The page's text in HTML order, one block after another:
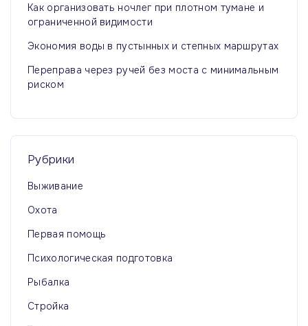
Как организовать ночлег при плотном тумане и
ограниченной видимости
Экономия воды в пустынных и степных маршрутах
Переправа через ручей без моста с минимальным
риском
Рубрики
Выживание
Охота
Первая помощь
Психологическая подготовка
Рыбалка
Стройка